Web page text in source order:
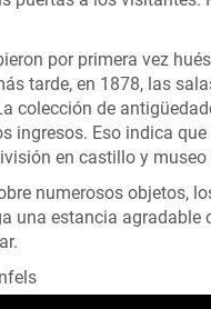
por primera vez
tarde, en 1878, las
colección de
ingresos. Eso indica
en castillo y
numerosos objetos,
una estancia